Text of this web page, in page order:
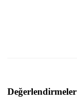
Değerlendirmeler